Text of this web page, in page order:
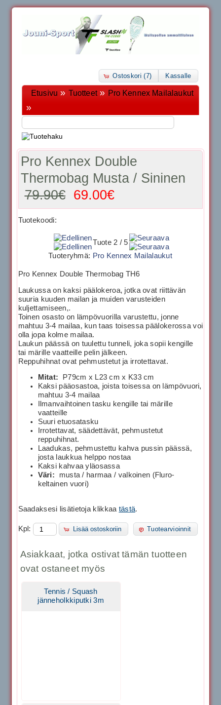
Ostoskori (7) Kassalle
Etusivu » Tuotteet» Pro Kennex Mailalaukut
»
Pro Kennex Double
Thermobag Musta / Sininen
79.90€ 69.00€
Tuotekoodi:
Tuote 2 / 5
Tuoteryhmä: Pro Kennex Mailalaukut
Pro Kennex Double Thermobag TH6
Laukussa on kaksi päälokeroa, jotka ovat riittävän
suuria kuuden mailan ja muiden varusteiden
kuljettamiseen,.
Toinen osasto on lämpövuorilla varustettu, jonne
mahtuu 3-4 mailaa, kun taas toisessa päälokerossa voi
olla jopa kolme mailaa.
Laukun päässä on tuulettu tunneli, joka sopii kengille
tai märille vaatteille pelin jälkeen.
Reppuhihnat ovat pehmustetut ja irrotettavat.
Mitat:
P79cm x L23 cm x K33 cm
Kaksi pääosastoa, joista toisessa on lämpövuori,
mahtuu 3-4 mailaa
Ilmanvaihtoinen tasku kengille tai märille
vaatteille
Suuri etuosatasku
Irrotettavat, säädettävät, pehmustetut
reppuhihnat.
Laadukas, pehmustettu kahva pussin päässä,
josta laukkua helppo nostaa
Kaksi kahvaa yläosassa
Väri:
musta / harmaa / valkoinen (Fluro-
keltainen vuori)
Saadaksesi lisätietoja klikkaa tästä.
Kpl: Lisää ostoskoriin Tuotearvioinnit
Asiakkaat, jotka ostivat tämän tuotteen
ovat ostaneet myös
Tennis / Squash
jänneholkkiputki 3m